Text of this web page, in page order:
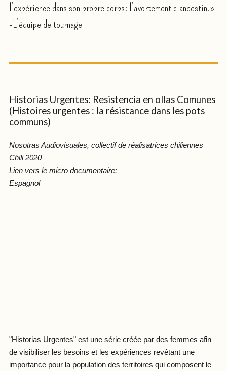
l’expérience dans son propre corps: l’avortement clandestin.»
-L’équipe de tournage
Historias Urgentes: Resistencia en ollas Comunes
(Histoires urgentes : la résistance dans les pots
communs)
Nosotras Audiovisuales, collectif de réalisatrices chiliennes
Chili 2020
Lien vers le micro documentaire:
Espagnol
"Historias Urgentes" est une série créée par des femmes afin
de visibiliser les besoins et les expériences revêtant une
importance pour la population des territoires qui composent le